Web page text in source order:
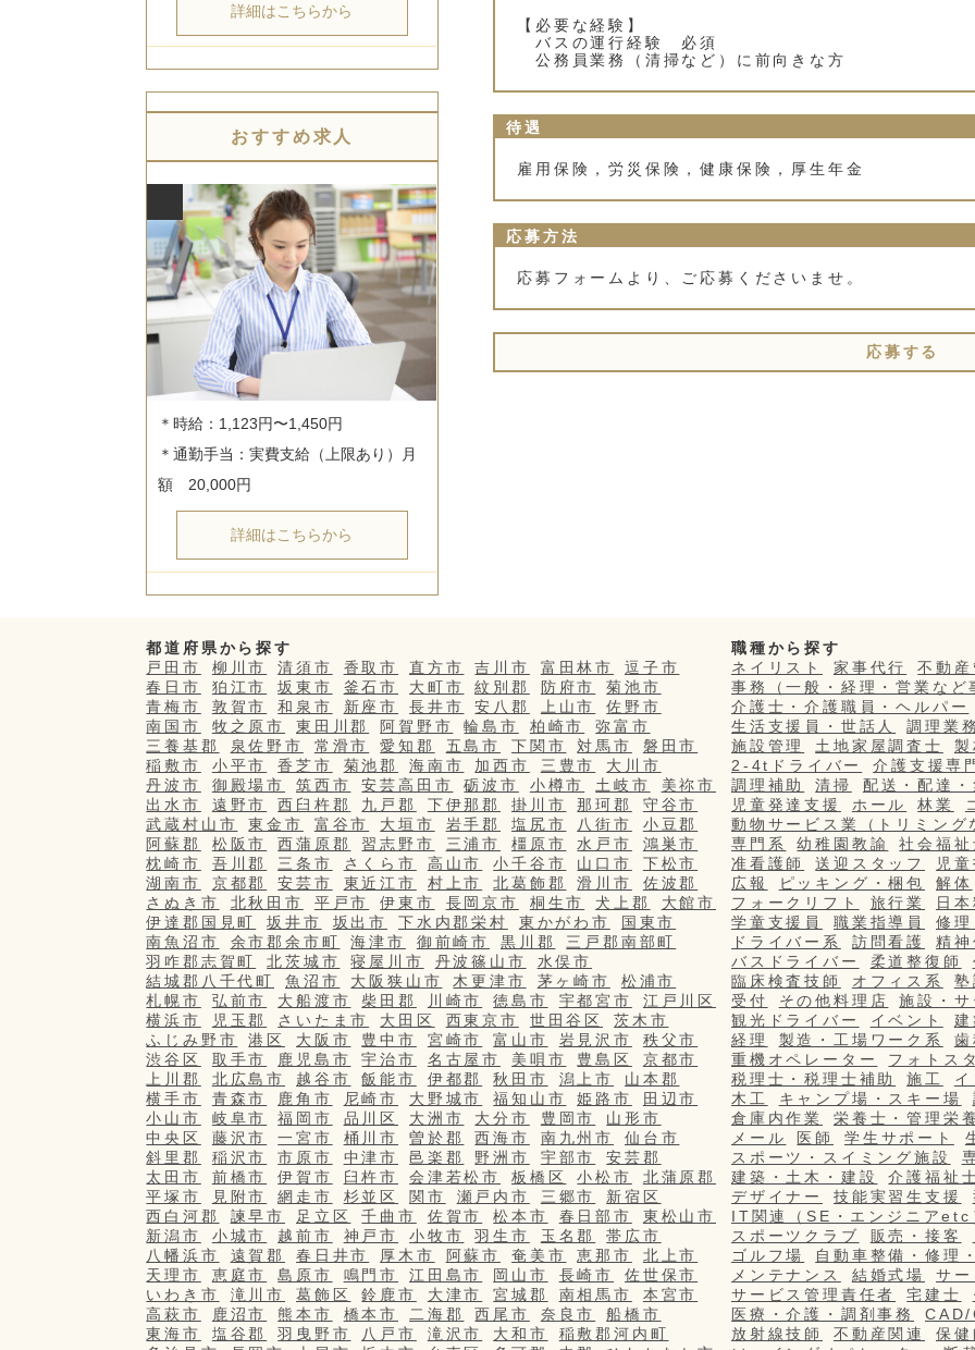
詳細はこちらから
おすすめ求人
＊時給：1,123円〜1,450円
＊通勤手当：実費支給（上限あり）月
詳細はこちらから
【必要な経験】
バスの運行経験 必須
公務員業務（清掃など）に前向きな方
待遇
雇用保険，労災保険，健康保険，厚生年金
応募方法
応募フォームより、ご応募くださいませ。
応募する
都道府県から探す
戸田市
柳川市 清須市 香取市 直方市 吉川市 富田林市
逗子市
春日市
狛江市 坂東市 釜石市 大町市 紋別郡 防府市
菊池市
青梅市
敦賀市 和泉市 新座市 長井市 安八郡 上山市
佐野市
南国市
牧之原市 東田川郡 阿賀野市 輪島市 柏崎市
弥富市
三養基郡
泉佐野市 常滑市 愛知郡 五島市 下関市 対馬市
磐田市
稲敷市
小平市 香芝市 菊池郡 海南市 加西市 三豊市
大川市
丹波市
御殿場市 筑西市 安芸高田市 砺波市 小樽市 土岐市
美祢市
出水市
遠野市 西臼杵郡 九戸郡 下伊那郡 掛川市 那珂郡
守谷市
武蔵村山市
東金市 富谷市 大垣市 岩手郡 塩尻市 八街市
小豆郡
阿蘇郡
松阪市 西蒲原郡 習志野市 三浦市 橿原市 水戸市
鴻巣市
枕崎市
吾川郡 三条市 さくら市 高山市 小千谷市 山口市
下松市
湖南市
京都郡 安芸市 東近江市 村上市 北葛飾郡 滑川市
佐波郡
さぬき市
北秋田市 平戸市 伊東市 長岡京市 桐生市 犬上郡
大館市
伊達郡国見町
坂井市 坂出市 下水内郡栄村 東かがわ市
国東市
南魚沼市
余市郡余市町 海津市 御前崎市 黒川郡
三戸郡南部町
羽咋郡志賀町
北茨城市 寝屋川市 丹波篠山市
水俣市
結城郡八千代町
魚沼市 大阪狭山市 木更津市 茅ヶ崎市
松浦市
札幌市
弘前市 大船渡市 柴田郡 川崎市 徳島市 宇都宮市
江戸川区
横浜市
児玉郡 さいたま市 大田区 西東京市 世田谷区
茨木市
ふじみ野市
港区 大阪市 豊中市 宮崎市 富山市 岩見沢市
秩父市
渋谷区
取手市 鹿児島市 宇治市 名古屋市 美唄市 豊島区
京都市
上川郡
北広島市 越谷市 飯能市 伊都郡 秋田市 潟上市
山本郡
横手市
青森市 鹿角市 尼崎市 大野城市 福知山市 姫路市
田辺市
小山市
岐阜市 福岡市 品川区 大洲市 大分市 豊岡市
山形市
中央区
藤沢市 一宮市 桶川市 曽於郡 西海市 南九州市
仙台市
斜里郡
稲沢市 市原市 中津市 邑楽郡 野洲市 宇部市
安芸郡
太田市
前橋市 伊賀市 臼杵市 会津若松市 板橋区 小松市
北蒲原郡
平塚市
見附市 網走市 杉並区 関市 瀬戸内市 三郷市
新宿区
西白河郡
諫早市 足立区 千曲市 佐賀市 松本市 春日部市
東松山市
新潟市
小城市 越前市 神戸市 小牧市 羽生市 玉名郡
帯広市
八幡浜市
遠賀郡 春日井市 厚木市 阿蘇市 奄美市 恵那市
北上市
天理市
恵庭市 島原市 鳴門市 江田島市 岡山市 長崎市
佐世保市
いわき市
滝川市 葛飾区 鈴鹿市 大津市 宮城郡 南相馬市
本宮市
高萩市
鹿沼市 熊本市 橋本市 二海郡 西尾市 奈良市
船橋市
東海市
塩谷郡 羽曳野市 八戸市 滝沢市 大和市
稲敷郡河内町
職種から探す
ネイリスト
家事代行
不動
事務（一般・経理・営業など
介護士・介護職員・ヘルパー
生活支援員・世話人
調理業
施設管理
土地家屋調査士
2-4tドライバー
介護支援専
調理補助
清掃
配送・配達
児童発達支援
ホール 林業
動物サービス業（トリミング
専門系
幼稚園教諭
社会福
准看護師
送迎スタッフ
児
広報
ピッキング・梱包
解体
フォークリフト
旅行業
日
学童支援員
職業指導員
修
ドライバー系
訪問看護
精
バスドライバー
柔道整復師
臨床検査技師
オフィス系
受付
その他料理店
施設・
観光ドライバー
イベント
経理
製造・工場ワーク系
重機オペレーター
フォトス
税理士・税理士補助
施工
木工
キャンプ場・スキー場
倉庫内作業
栄養士・管理栄
メール
医師 学生サポート
スポーツ・スイミング施設
建築・土木・建設
介護福祉
デザイナー
技能実習生支援
IT関連（SE・エンジニアetc
スポーツクラブ
販売・接客
ゴルフ場
自動車整備・修理
メンテナンス
結婚式場
サ
サービス管理責任者
宅建士
医療・介護・調剤事務
放射線技師
不動産関連
保